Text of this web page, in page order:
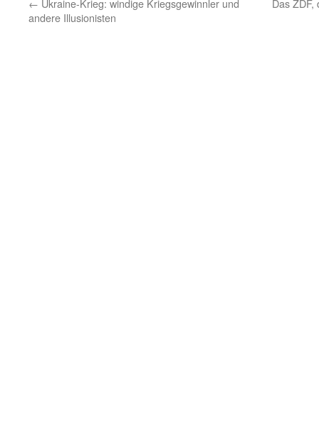
← Ukraine-Krieg: windige Kriegsgewinnler und
andere Illusionisten
Das